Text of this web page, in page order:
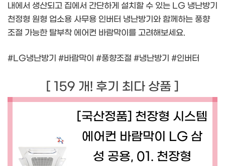
내에서 생산되고 집에서 간단하게 설치할 수 있는 LG 냉난방기
천정형 원형 업소용 사무용 인버터 냉난방기와 함께하는 풍향
조절 가능한 탈부착 에어컨 바람막이를 고려해보세요.
#LG냉난방기 #바람막이 #풍향조절 #냉난방기 #인버터
[ 159 개! 후기 최다 상품 ]
[국산정품] 천장형 시스템
에어컨 바람막이 LG 삼
성 공용, 01. 천장형